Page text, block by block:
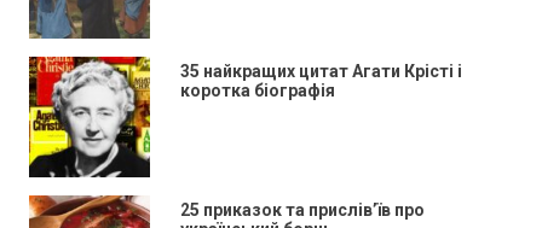
35 найкращих цитат Агати Крісті і
коротка біографія
25 приказок та прислів’їв про